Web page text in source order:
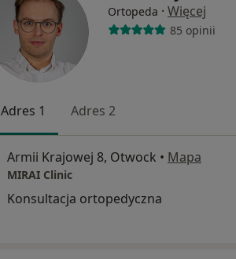
Ortopeda · Więcej
85 opinii
Adres 1 Adres 2
Armii Krajowej 8, Otwock • Mapa
MIRAI Clinic
Konsultacja ortopedyczna